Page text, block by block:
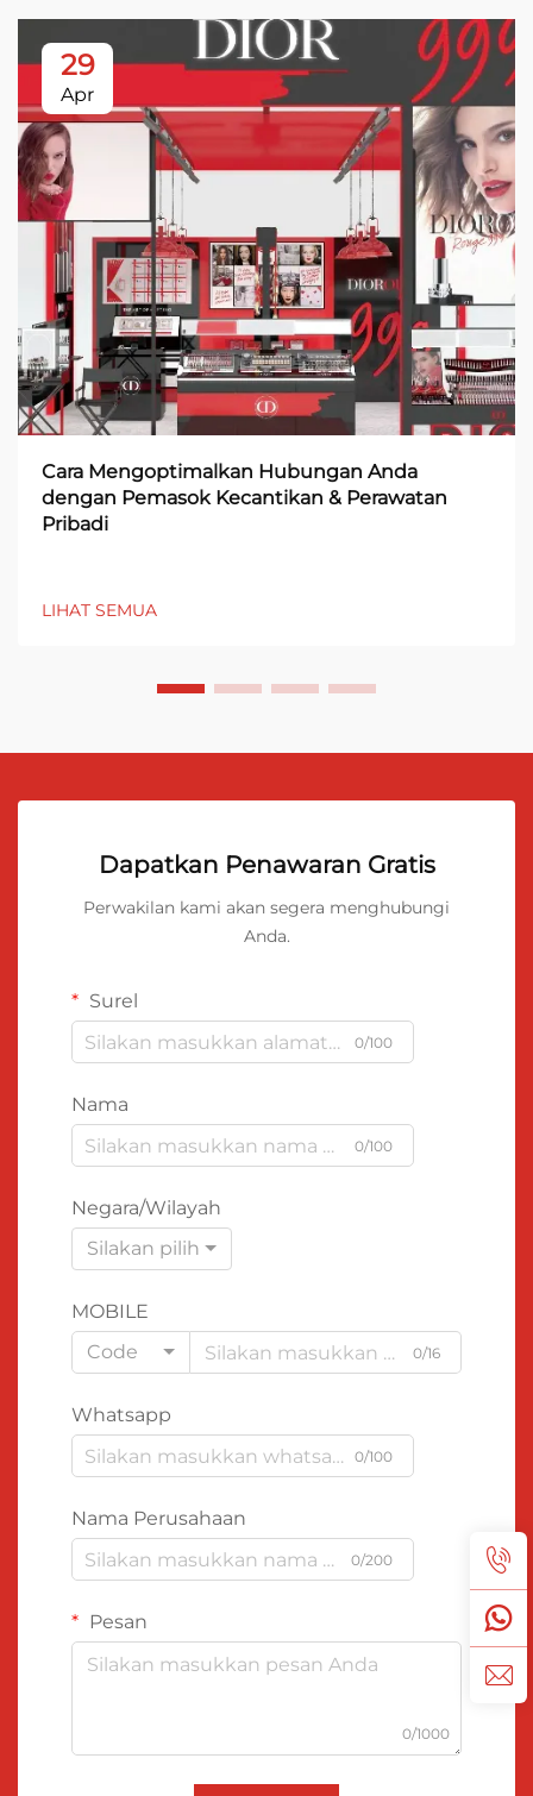
29
Apr
Cara Mengoptimalkan Hubungan Anda
dengan Pemasok Kecantikan & Perawatan
Pribadi
LIHAT SEMUA
Dapatkan Penawaran Gratis
Perwakilan kami akan segera menghubungi
Anda.
Surel
0/100
Nama
0/100
Negara/Wilayah
Silakan pilih
MOBILE
Code
0/16
Whatsapp
0/100
Nama Perusahaan
0/200
Pesan
0/1000